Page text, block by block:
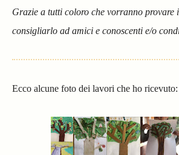
Grazie a tutti coloro che vorranno provare
consigliarlo ad amici e conoscenti e/o
Ecco alcune foto dei lavori che ho ricevuto: